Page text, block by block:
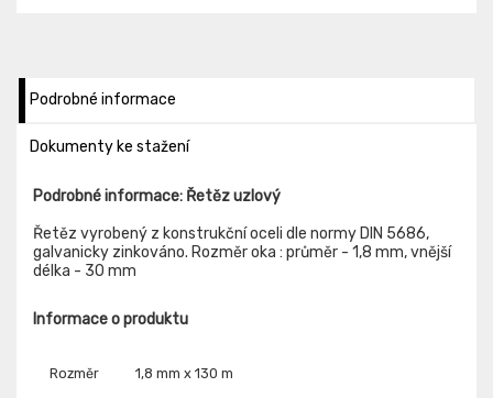
Podrobné informace
Dokumenty ke stažení
Podrobné informace: Řetěz uzlový
Řetěz vyrobený z konstrukční oceli dle normy DIN 5686,
galvanicky zinkováno. Rozměr oka : průměr - 1,8 mm, vnější
délka - 30 mm
Informace o produktu
Rozměr 1,8 mm x 130 m